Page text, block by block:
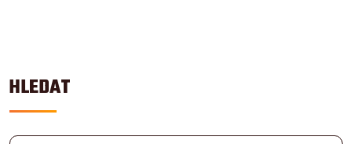
HLEDAT